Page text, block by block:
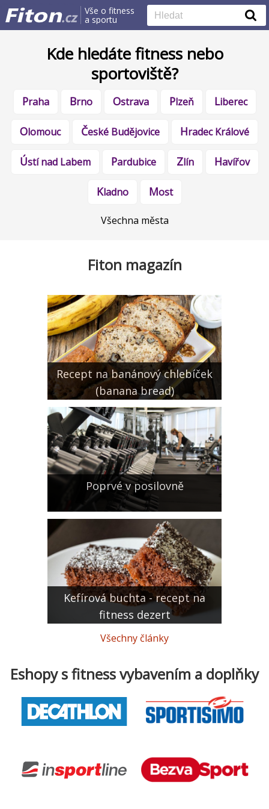
Vše o fitness
a sportu
Kde hledáte fitness nebo
sportoviště?
Praha Brno Ostrava Plzeň Liberec
Olomouc České Budějovice Hradec Králové
Ústí nad Labem Pardubice Zlín Havířov
Kladno Most
Všechna města
Fiton magazín
Recept na banánový chlebíček
(banana bread)
Poprvé v posilovně
Kefírová buchta - recept na
fitness dezert
Všechny články
Eshopy s fitness vybavením a doplňky